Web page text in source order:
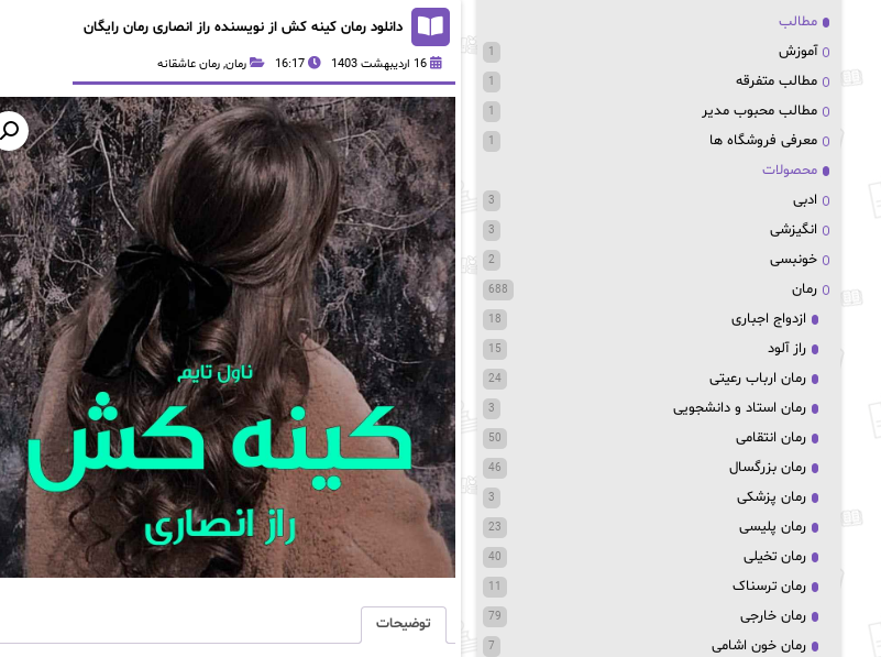
دانلود رمان کینه کش از نویسنده راز انصاری رمان رایگان
16 اردیبهشت 1403 16:17 رمان, رمان عاشقانه
توضیحات
مطالب
آموزش
1
مطالب متفرقه 1
مطالب محبوب مدیر 1
معرفی فروشگاه ها 1
محصولات
ادبی
3
انگیزشی 3
خونبسی 2
رمان 688
ازدواج اجباری 18
راز آلود 15
رمان ارباب رعیتی 24
رمان استاد و دانشجویی 3
رمان انتقامی 50
رمان بزرگسال 46
رمان پزشکی 3
رمان پلیسی 23
رمان تخیلی 40
رمان ترسناک 11
رمان خارجی 79
رمان خون اشامی 7